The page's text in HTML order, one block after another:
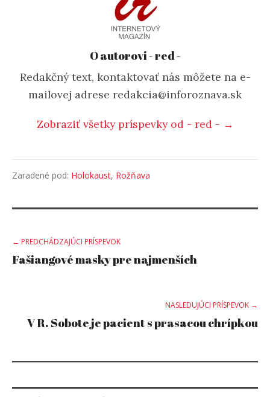
O autorovi - red -
Redakčný text, kontaktovať nás môžete na e-
mailovej adrese redakcia@inforoznava.sk
Zobraziť všetky príspevky od - red - →
Zaradené pod: Holokaust, Rožňava
Post
← PREDCHÁDZAJÚCI PRÍSPEVOK
Fašiangové masky pre najmenších
NASLEDUJÚCI PRÍSPEVOK →
V R. Sobote je pacient s prasacou chrípkou